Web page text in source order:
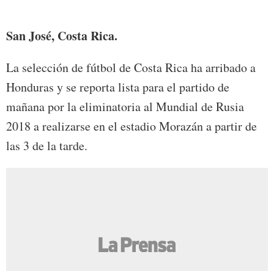
San José, Costa Rica.
La selección de fútbol de Costa Rica ha arribado a
Honduras y se reporta lista para el partido de
mañana por la eliminatoria al Mundial de Rusia
2018 a realizarse en el estadio Morazán a partir de
las 3 de la tarde.